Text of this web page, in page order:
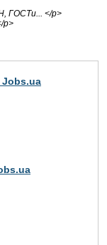
ГОСТи... </p>
p>
Jobs.ua